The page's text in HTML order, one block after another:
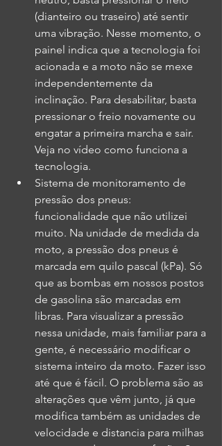
(dianteiro ou traseiro) até sentir
uma vibração. Nesse momento, o
painel indica que a tecnologia foi
acionada e a moto não se mexe
independentemente da
inclinação. Para desabilitar, basta
pressionar o freio novamente ou
engatar a primeira marcha e sair.
Veja no vídeo como funciona a
tecnologia.
Sistema de monitoramento de
pressão dos pneus:
funcionalidade que não utilizei
muito. Na unidade de medida da
moto, a pressão dos pneus é
marcada em quilo pascal (kPa). Só
que as bombas em nossos postos
de gasolina são marcadas em
libras. Para visualizar a pressão
nessa unidade, mais familiar para a
gente, é necessário modificar o
sistema inteiro da moto. Fazer isso
até que é fácil. O problema são as
alterações que vêm junto, já que
modifica também as unidades de
velocidade e distancia para milhas